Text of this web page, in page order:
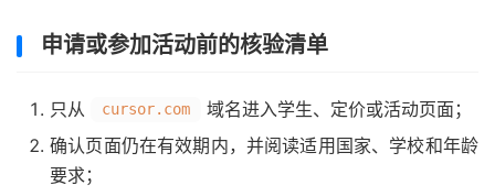
申请或参加活动前的核验清单
只从 cursor.com
域名进入学生、定价或活动页面；
确认页面仍在有效期内，并阅读适用国家、学校和年龄
要求；